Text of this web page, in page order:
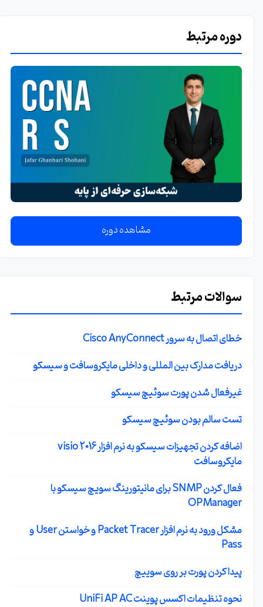
دوره مرتبط
مشاهده دوره
سوالات مرتبط
خطای اتصال به سرور Cisco AnyConnect
دریافت مدارک بین المللی و داخلی مایکروسافت و سیسکو
غیرفعال شدن پورت سوئیچ سیسکو
تست سالم بودن سوئیچ سیسکو
اضافه کردن تجهیزات سیسکو به نرم افزار visio 2016
مایکروسافت
فعال کردن SNMP برای مانیتورینگ سویچ سیسکو با
OPManager
مشکل ورود به نرم افزار Packet Tracer و خواستن User و
Pass
پیدا کردن پورت بر روی سوییچ
نحوه تنظیمات اکسس پوینت UniFi AP AC